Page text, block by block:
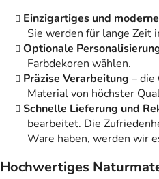
Einzigartiges und
Sie werden für lange Zeit
Optionale
Farbdekoren wählen.
Präzise Verarbeitung –
Material von höchster
Schnelle Lieferung und
bearbeitet. Die
Ware haben, werden wir
Hochwertiges